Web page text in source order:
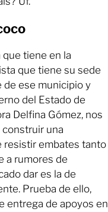
que tiene en la
que tiene su sede
de ese municipio y
del Estado de
Delfina Gómez, nos
construir una
resistir embates tanto
a rumores de
dar es la de
Prueba de ello,
entrega de apoyos en